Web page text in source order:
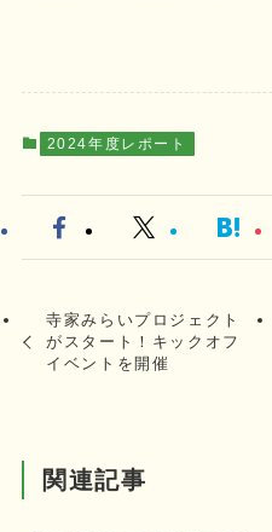
2024年度レポート
寺家みらいプロジェクト
がスタート！キックオフ
イベントを開催
関連記事